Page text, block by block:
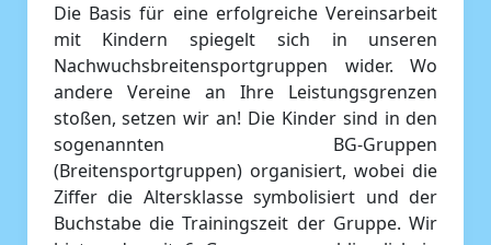
Die Basis für eine erfolgreiche Vereinsarbeit
mit Kindern spiegelt sich in unseren
Nachwuchsbreitensportgruppen wider. Wo
andere Vereine an Ihre Leistungsgrenzen
stoßen, setzen wir an! Die Kinder sind in den
sogenannten BG-Gruppen
(Breitensportgruppen) organisiert, wobei die
Ziffer die Altersklasse symbolisiert und der
Buchstabe die Trainingszeit der Gruppe. Wir